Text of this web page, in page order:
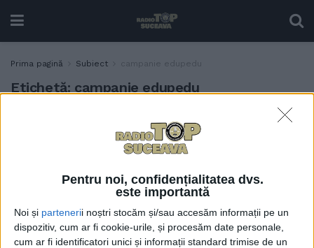
Pentru noi, confidențialitatea dvs.
este importantă
Noi și partenerii noștri stocăm și/sau accesăm informații pe un
dispozitiv, cum ar fi cookie-urile, și procesăm date personale,
cum ar fi identificatori unici și informații standard trimise de un
Prima pagină Subiect campanie edupedu
Etichetă: campanie edupedu
Prof. Mariana Ciupu: E
important să participăm la
cursuri de formare ca să
documente școlare care să
fie în folosul nostru, și nu
pentru a ne împovăra
29 OCTOMBRIE, 2024